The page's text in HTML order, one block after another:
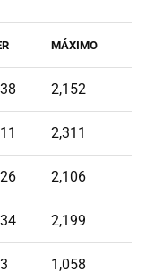
MÁXIMO
2,152
2,311
2,106
2,199
1,058